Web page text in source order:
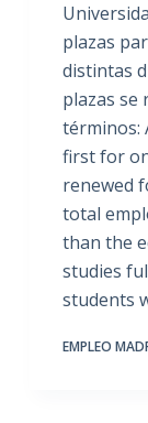
plazas
distintas
plazas se
términos:
first for
renewed
total
than the
studies
students
EMPLEO